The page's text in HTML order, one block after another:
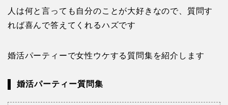
人は何と言っても自分のことが大好きなので、質問す
れば喜んで答えてくれるハズです
婚活パーティーで女性ウケする質問集を紹介します
婚活パーティー質問集